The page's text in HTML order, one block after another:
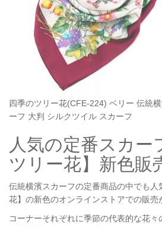
四季のツリー花(CFE-224) ベリー 伝統
ーフ 大判 シルクツイル スカーフ
人気の定番スカー
ツリー花】新色販
伝統横濱スカーフの定番商品の中でも人
花】の新色のオンラインストアでの販売
コーナーそれぞれに季節の代表的な花々